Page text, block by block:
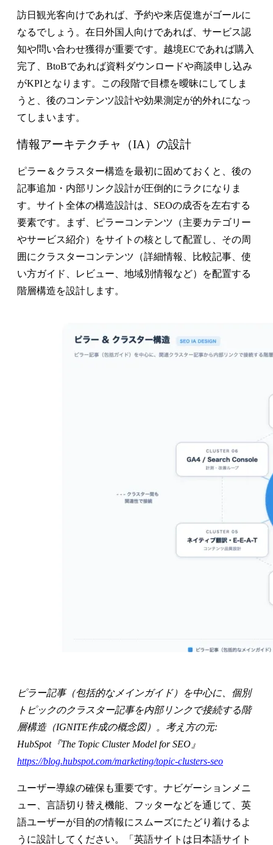
訪日観光客向けであれば、予約や来店促進がゴールに
なるでしょう。在日外国人向けであれば、サービス認
知や問い合わせ獲得が重要です。越境ECであれば購入
完了、BtoBであれば資料ダウンロードや商談申し込み
がKPIとなります。この段階で目標を曖昧にしてしま
うと、後のコンテンツ設計や効果測定が的外れになっ
てしまいます。
情報アーキテクチャ（IA）の設計
ピラー＆クラスター構造を最初に固めておく と、後の
記事追加・内部リンク設計が圧倒的にラクになりま
す。サイト全体の構造設計は、SEOの成否を左右する
要素です。まず、ピラーコンテンツ（主要カテゴリー
やサービス紹介）をサイトの核として配置し、その周
囲にクラスターコンテンツ（詳細情報、比較記事、使
い方ガイド、レビュー、地域別情報など）を配置する
階層構造を設計します。
ピラー記事（包括的なメインガイド）を中心に、個別
トピックのクラスター記事を内部リンクで接続する階
層構造（IGNITE作成の概念図）。考え方の元:
HubSpot『The Topic Cluster Model for SEO』
https://blog.hubspot.com/marketing/topic-clusters-seo
ユーザー導線の確保も重要です。ナビゲーションメニ
ュー、言語切り替え機能、フッターなどを通じて、英
語ユーザーが目的の情報にスムーズにたどり着けるよ
うに設計してください。「英語サイトは日本語サイト